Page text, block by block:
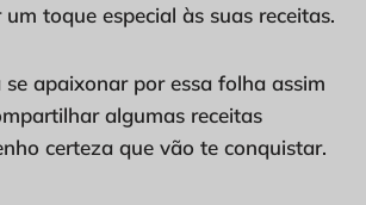
toque especial às suas receitas.
apaixonar por essa folha assim
algumas receitas
certeza que vão te conquistar.